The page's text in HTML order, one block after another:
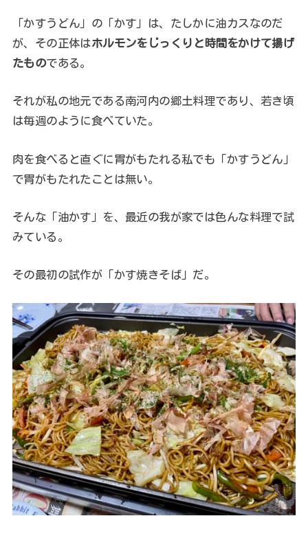
「かすうどん」の「かす」は、たしかに油カスなのだ
が、その正体はホルモンをじっくりと時間をかけて揚げ
たものである。
それが私の地元である南河内の郷土料理であり、若き頃
は毎週のように食べていた。
肉を食べると直ぐに胃がもたれる私でも「かすうどん」
で胃がもたれたことは無い。
そんな「油かす」を、最近の我が家では色んな料理で試
みている。
その最初の試作が「かす焼きそば」だ。